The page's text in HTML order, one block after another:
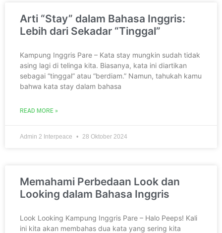
Arti “Stay” dalam Bahasa Inggris:
Lebih dari Sekadar “Tinggal”
Kampung Inggris Pare – Kata stay mungkin sudah tidak
asing lagi di telinga kita. Biasanya, kata ini diartikan
sebagai “tinggal” atau “berdiam.” Namun, tahukah kamu
bahwa kata stay dalam bahasa
READ MORE »
Admin 2 Interpeace 28 Oktober 2024
Memahami Perbedaan Look dan
Looking dalam Bahasa Inggris
Look Looking Kampung Inggris Pare – Halo Peeps! Kali
ini kita akan membahas dua kata yang sering kita